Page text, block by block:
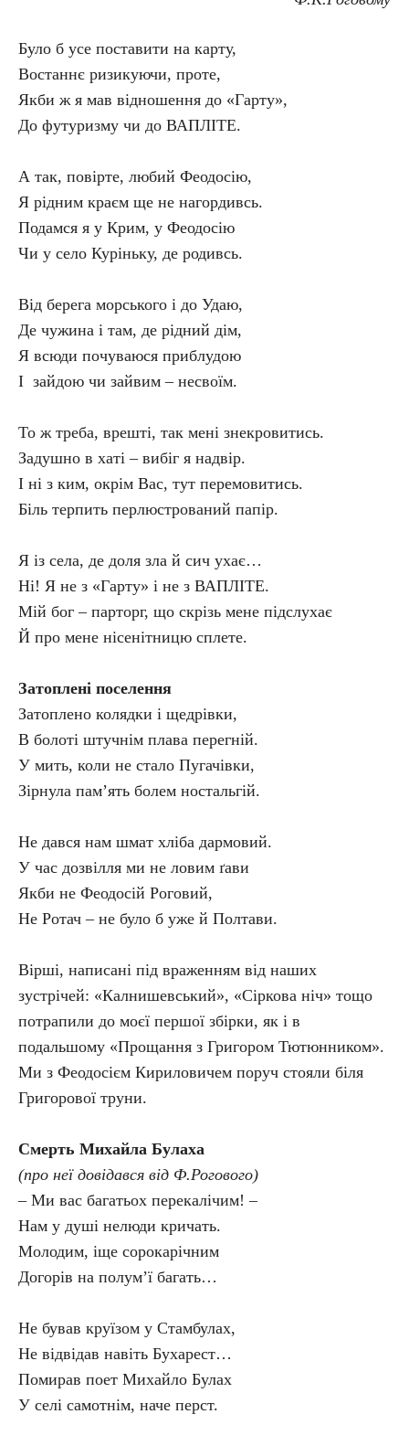
Було б усе поставити на карту,
Востаннє ризикуючи, проте,
Якби ж я мав відношення до «Гарту»,
До футуризму чи до ВАПЛІТЕ.
А так, повірте, любий Феодосію,
Я рідним краєм ще не нагордивсь.
Подамся я у Крим, у Феодосію
Чи у село Куріньку, де родивсь.
Від берега морського і до Удаю,
Де чужина і там, де рідний дім,
Я всюди почуваюся приблудою
І зайдою чи зайвим – несвоїм.
То ж треба, врешті, так мені знекровитись.
Задушно в хаті – вибіг я надвір.
І ні з ким, окрім Вас, тут перемовитись.
Біль терпить перлюстрований папір.
Я із села, де доля зла й сич ухає…
Ні! Я не з «Гарту» і не з ВАПЛІТЕ.
Мій бог – парторг, що скрізь мене підслухає
Й про мене нісенітницю сплете.
Затоплені поселення
Затоплено колядки і щедрівки,
В болоті штучнім плава перегній.
У мить, коли не стало Пугачівки,
Зірнула пам’ять болем ностальгій.
Не дався нам шмат хліба дармовий.
У час дозвілля ми не ловим ґави
Якби не Феодосій Роговий,
Не Ротач – не було б уже й Полтави.
Вірші, написані під враженням від наших
зустрічей: «Калнишевський», «Сіркова ніч» тощо
потрапили до моєї першої збірки, як і в
подальшому «Прощання з Григором Тютюнником».
Ми з Феодосієм Кириловичем поруч стояли біля
Григорової труни.
Смерть Михайла Булаха
(про неї довідався від Ф.Рогового)
– Ми вас багатьох перекалічим! –
Нам у душі нелюди кричать.
Молодим, іще сорокарічним
Догорів на полум’ї багать…
Не бував круїзом у Стамбулах,
Не відвідав навіть Бухарест…
Помирав поет Михайло Булах
У селі самотнім, наче перст.